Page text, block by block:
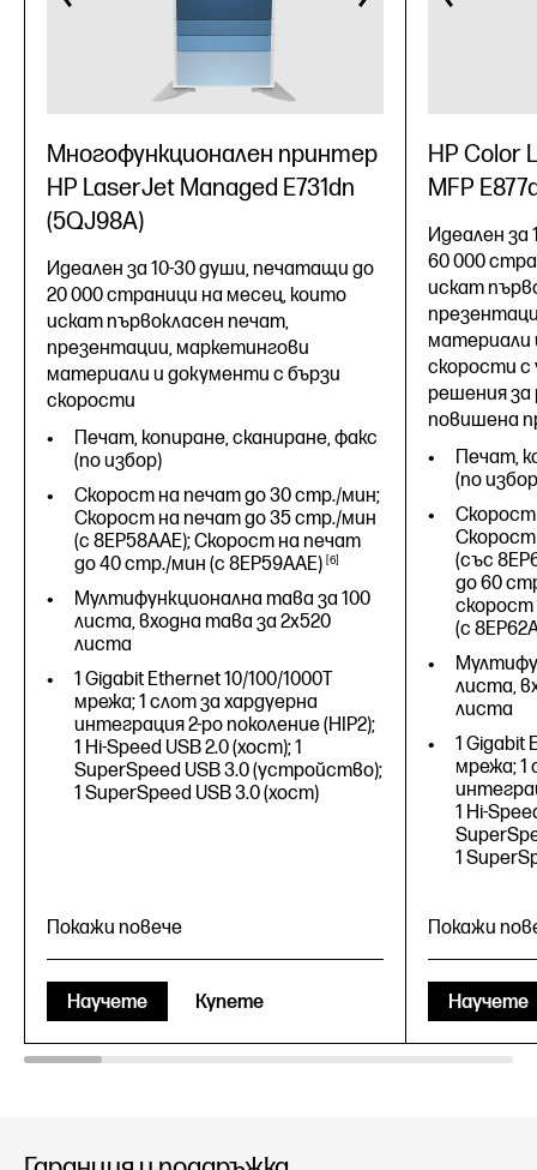
Многофункционален принтер
HP LaserJet Managed E731dn
(5QJ98A)
Идеален за 10-30 души, печатащи до
20 000 страници на месец, които
искат първокласен печат,
презентации, маркетингови
материали и документи с бързи
скорости
Печат, копиране, сканиране, факс
(по избор)
Скорост на печат до 30 стр./мин;
Скорост на печат до 35 стр./мин
(с 8EP58AAE); Скорост на печат
до 40 стр./мин (с 8EP59AAE) 6
Мултифункционална тава за 100
листа, входна тава за 2x520
листа
1 Gigabit Ethernet 10/100/1000T
мрежа; 1 слот за хардуерна
интеграция 2-ро поколение (HIP2);
1 Hi-Speed USB 2.0 (хост); 1
SuperSpeed USB 3.0 (устройство);
1 SuperSpeed USB 3.0 (хост)
Покажи повече
Научете Купете
HP Color
MFP
Идеален за
60 000
искат
материали
скорости
решения за
повишена
Печат,
(по
(със
до 60
скорост
(с
листа,
листа
1 Gigabit
мрежа; 1
1 Hi-
1
Покажи
Научете